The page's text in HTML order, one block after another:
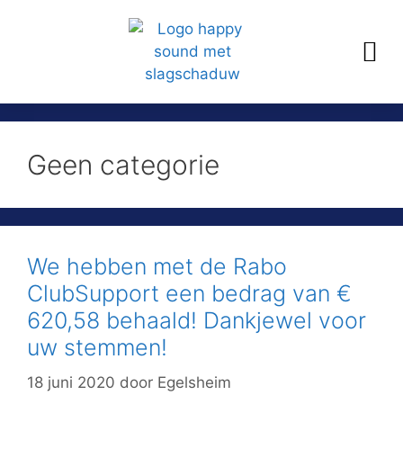
Geen categorie
We hebben met de Rabo
ClubSupport een bedrag van €
620,58 behaald! Dankjewel voor
uw stemmen!
18 juni 2020 door Egelsheim